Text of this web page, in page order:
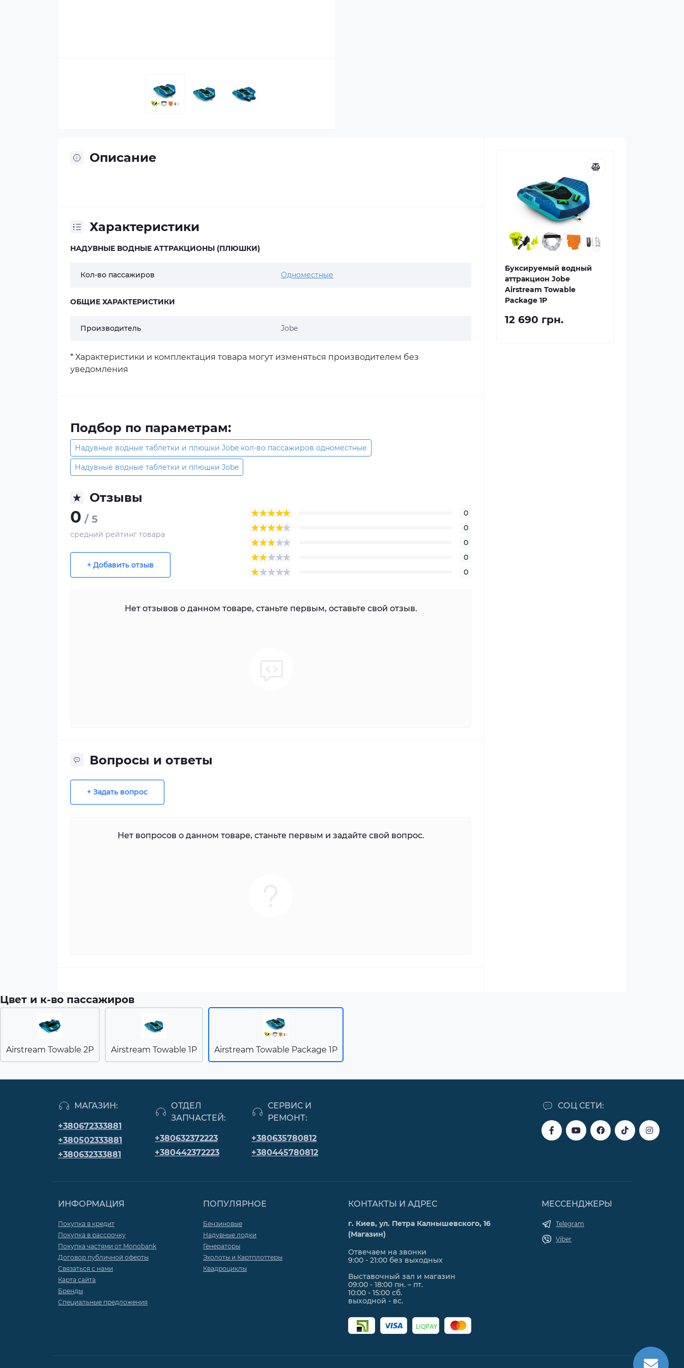
Описание
Характеристики
НАДУВНЫЕ ВОДНЫЕ АТТРАКЦИОНЫ (ПЛЮШКИ)
Кол-во пассажиров Одноместные
ОБЩИЕ ХАРАКТЕРИСТИКИ
Производитель Jobe
* Характеристики и комплектация товара могут изменяться производителем без
уведомления
Подбор по параметрам:
Надувные водные таблетки и плюшки Jobe кол-во пассажиров одноместные
Надувные водные таблетки и плюшки Jobe
Отзывы
0 / 5
средний рейтинг товара
+ Добавить отзыв
0
0
0
0
0
Нет отзывов о данном товаре, станьте первым, оставьте свой отзыв.
Вопросы и ответы
+ Задать вопрос
Нет вопросов о данном товаре, станьте первым и задайте свой вопрос.
Буксируемый водный
аттракцион Jobe
Airstream Towable
Package 1P
12 690 грн.
Цвет и к-во пассажиров
Airstream Towable 2P Airstream Towable 1P Airstream Towable Package 1P
МАГАЗИН:
+380672333881
+380502333881
+380632333881
ОТДЕЛ
ЗАПЧАСТЕЙ:
+380632372223
+380442372223
СЕРВИС И
РЕМОНТ:
+380635780812
+380445780812
СОЦ СЕТИ:
ИНФОРМАЦИЯ
Покупка в кредит
Покупка в рассрочку
Покупка частями от Monobank
Договор публичной оферты
Связаться с нами
Карта сайта
Бренды
Специальные предложения
ПОПУЛЯРНОЕ
Бензиновые
Надувные лодки
Генераторы
Эхолоты и Картплоттеры
Квадроциклы
КОНТАКТЫ И АДРЕС
г. Киев, ул. Петра Калнышевского, 16
(Магазин)
Отвечаем на звонки
9:00 - 21:00 без выходных
Выставочный зал и магазин
09:00 - 18:00 пн. – пт.
10:00 - 15:00 сб.
выходной - вс.
МЕССЕНДЖЕРЫ
Telegram
Viber